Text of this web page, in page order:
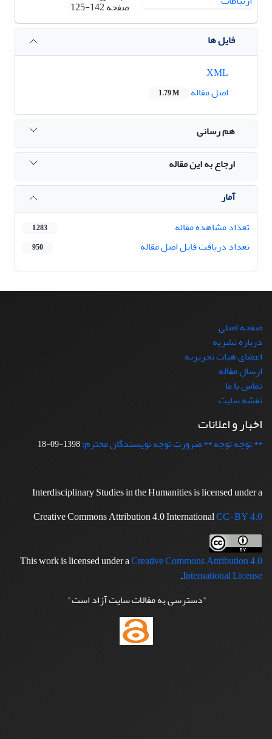
صفحه125-142
فایل ها
اصل مقاله
1.79 M
هم رسانی
ارجاع به این مقاله
آمار
تعداد مشاهده مقاله
1,283
تعداد دریافت فایل اصل مقاله 950
صفحه اصلی
درباره نشریه
اعضای هیات تحریریه
ارسال مقاله
تماس با ما
نقشه سایت
اخبار و اعلانات
** توجه توجه ** ضرورت توجه نویسندگان محترم:1398-09-18
Interdisciplinary Studies in the Humanities is licensed under a
Creative Commons Attribution 4.0 InternationalCC-BY 4.0
This work is licensed under aCreative Commons Attribution 4.0
International License
.
"دسترسی به مقالات سایت آزاد است"